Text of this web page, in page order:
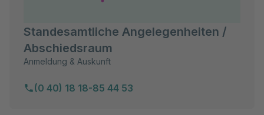
Standesamtliche Angelegenheiten /
Abschiedsraum
Anmeldung & Auskunft
(0 40) 18 18-85 44 53